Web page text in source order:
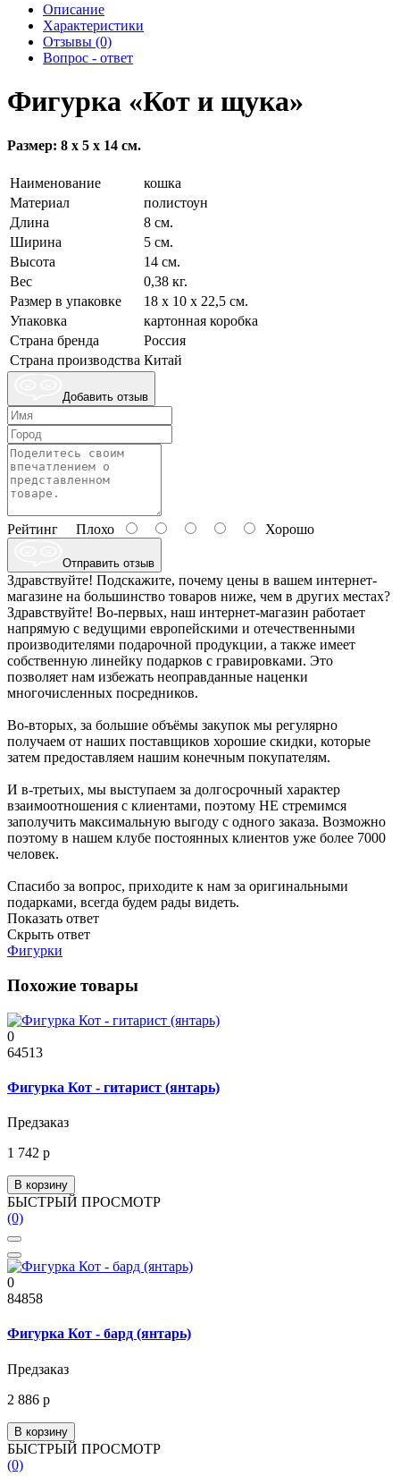
Описание
Характеристики
Отзывы (0)
Вопрос - ответ
Фигурка «Кот и щука»
Размер: 8 х 5 х 14 см.
Наименование
кошка
Материал
полистоун
Длина
8 см.
Ширина
5 см.
Высота
14 см.
Вес
0,38 кг.
Размер в упаковке
18 х 10 х 22,5 см.
Упаковка
картонная коробка
Страна бренда
Россия
Страна производства Китай
Добавить отзыв
Рейтинг Плохо Хорошо
Отправить отзыв
Здравствуйте! Подскажите, почему цены в вашем интернет-
магазине на большинство товаров ниже, чем в других местах?
Здравствуйте! Во-первых, наш интернет-магазин работает
напрямую с ведущими европейскими и отечественными
производителями подарочной продукции, а также имеет
собственную линейку подарков с гравировками. Это
позволяет нам избежать неоправданные наценки
многочисленных посредников.
Во-вторых, за большие объёмы закупок мы регулярно
получаем от наших поставщиков хорошие скидки, которые
затем предоставляем нашим конечным покупателям.
И в-третьих, мы выступаем за долгосрочный характер
взаимоотношения с клиентами, поэтому НЕ стремимся
заполучить максимальную выгоду с одного заказа. Возможно
поэтому в нашем клубе постоянных клиентов уже более 7000
человек.
Спасибо за вопрос, приходите к нам за оригинальными
подарками, всегда будем рады видеть.
Показать ответ
Скрыть ответ
Фигурки
Похожие товары
0
64513
Фигурка Кот - гитарист (янтарь)
Предзаказ
1 742 р
В корзину
БЫСТРЫЙ ПРОСМОТР
(0)
0
84858
Фигурка Кот - бард (янтарь)
Предзаказ
2 886 р
В корзину
БЫСТРЫЙ ПРОСМОТР
(0)